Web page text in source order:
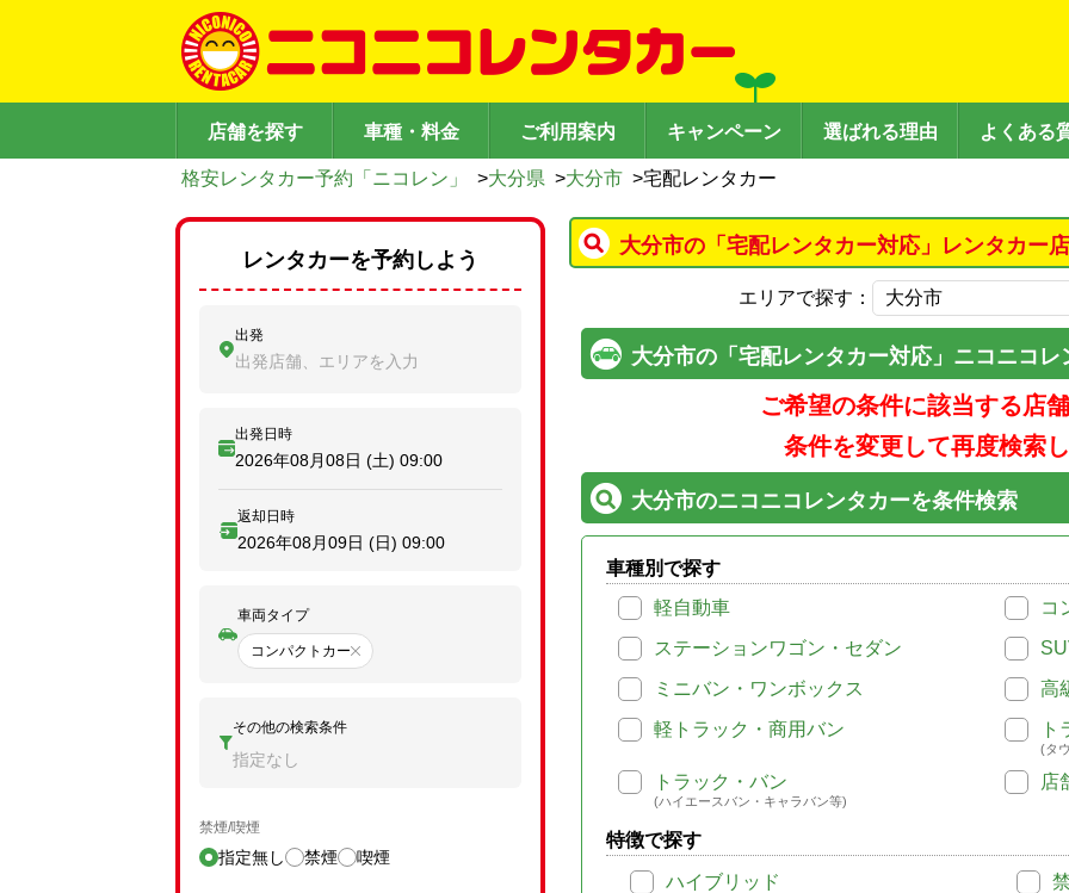
店舗を探す 車種・料金 ご利用案内 キャンペーン 選ばれる理由 よくある
格安レンタカー予約「ニコレン」 >大分県 >大分市 >宅配レンタカー
大分市の「宅配レンタカー対応」レンタカー
エリアで探す：
大分市の「宅配レンタカー対応」ニコニコレ
ご希望の条件に該当する店
条件を変更して再度検索
大分市のニコニコレンタカーを条件検索
車種別で探す
軽自動車
コ
ステーションワゴン・セダン
ミニバン・ワンボックス
高
軽トラック・商用バン
ト
(タ
トラック・バン
(ハイエースバン・キャラバン等)
店
特徴で探す
ハイブリッド
レンタカーを予約しよう
出発
出発店舗、エリアを入力
出発日時
2026年08月08日 (土) 09:00
返却日時
2026年08月09日 (日) 09:00
車両タイプ
コンパクトカー
その他の検索条件
指定なし
禁煙/喫煙
指定無し 禁煙 喫煙